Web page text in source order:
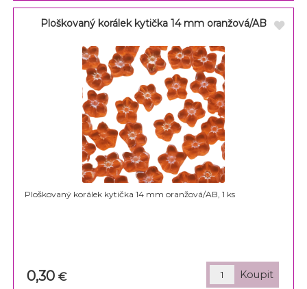
Ploškovaný korálek kytička 14 mm oranžová/AB
Ploškovaný korálek kytička 14 mm oranžová/AB, 1 ks
0,30€